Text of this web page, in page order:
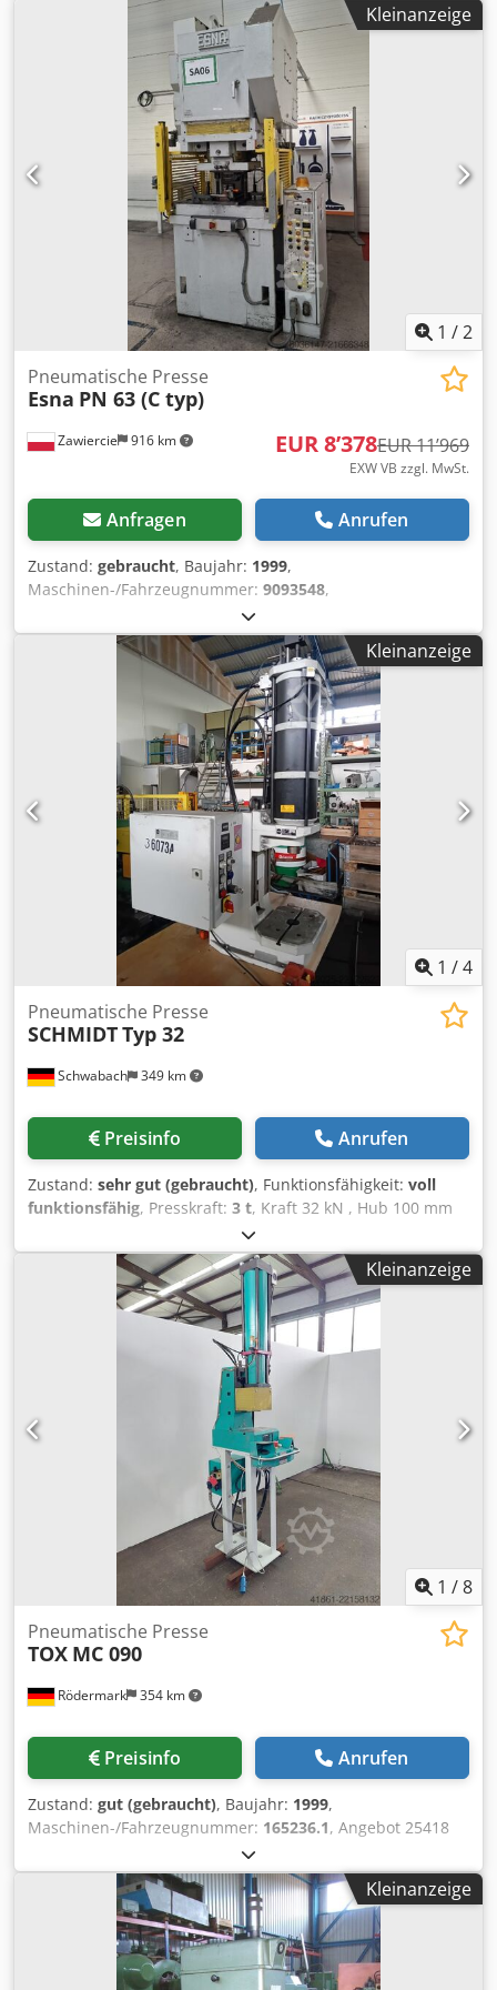
Kleinanzeige
1 /2
Zawiercie 916 km
Pneumatische Presse
Esna PN 63 (C typ)
EUR 8’378EUR 11’969
EXW VB zzgl. MwSt.
Anfragen Anrufen
Zustand: gebraucht, Baujahr: 1999,
Maschinen-/Fahrzeugnummer: 9093548,
voll funktionsfähig
Presse 63 Tonnen Dedsyzhvpepfx Amaekr
Kleinanzeige
1 /4
Schwabach 349 km
Pneumatische Presse
SCHMIDTTyp 32
Preisinfo Anrufen
Zustand: sehr gut (gebraucht), Funktionsfähigkeit: voll
funktionsfähig, Presskraft: 3 t, Kraft 32 kN , Hub 100 mm
Kleinanzeige
1 /8
Rödermark 354 km
Pneumatische Presse
TOX MC 090
Preisinfo Anrufen
Zustand: gut (gebraucht), Baujahr: 1999,
Maschinen-/Fahrzeugnummer: 165236.1, Angebot 25418
Technische Daten: - Druckleistung ca. 110 kN - Arbeitshub
ca. 50 mm - Krafthub 12 mm - Ausladung ca. 150 mm -
Tischgröße 280 x 180 mm - Einbauhöhenverstellung bis
max. 300 mm - 2 Handbedienung - Lufteingang 6 - 8 bar -
Gesamt - Platzbedarf ca. B 600 x H 2500 x T 900 mm
Dksdszfh Hyepfx Amaor - Gewicht ca. 400 kg
Kleinanzeige